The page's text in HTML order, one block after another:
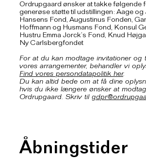
Ordrupgaard ønsker at takke følgende
generøse støtte til udstillingen: Aage og
Hansens Fond, Augustinus Fonden,
Hoffmann og Husmans Fond, Konsul
Hustru Emma Jorck’s Fond, Knud
Ny Carlsbergfondet
For at du kan modtage invitationer og
vores arrangementer, behandler vi
Find vores persondatapolitik her.
Du kan altid bede om at få dine
hvis du ikke længere ønsker at
Ordrupgaard. Skriv til
Åbningstider